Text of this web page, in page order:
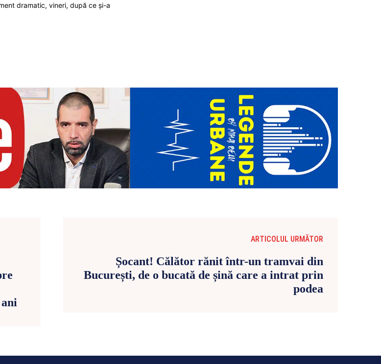
dramatic, vineri, după ce și-a
ARTICOLUL URMĂTOR
Șocant! Călător rănit într-un tramvai din
București, de o bucată de șină care a intrat prin
podea